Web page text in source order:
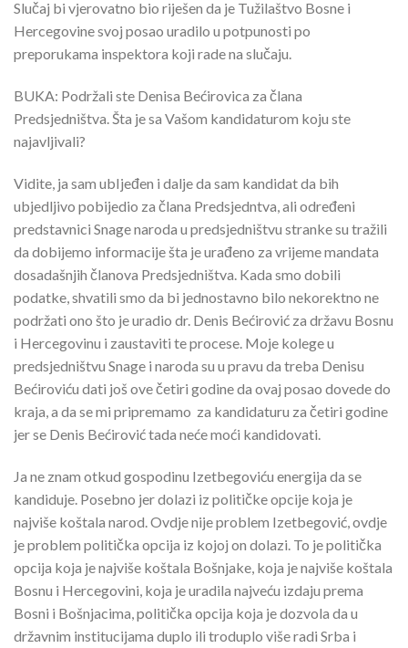
Slučaj bi vjerovatno bio riješen da je Tužilaštvo Bosne i
Hercegovine svoj posao uradilo u potpunosti po
preporukama inspektora koji rade na slučaju.
BUKA: Podržali ste Denisa Bećirovica za člana
Predsjedništva. Šta je sa Vašom kandidaturom koju ste
najavljivali?
Vidite, ja sam ubIjeđen i dalje da sam kandidat da bih
ubjedljivo pobijedio za člana Predsjedntva, ali određeni
predstavnici Snage naroda u predsjedništvu stranke su tražili
da dobijemo informacije šta je urađeno za vrijeme mandata
dosadašnjih članova Predsjedništva. Kada smo dobili
podatke, shvatili smo da bi jednostavno bilo nekorektno ne
podržati ono što je uradio dr. Denis Bećirović za državu Bosnu
i Hercegovinu i zaustaviti te procese. Moje kolege u
predsjedništvu Snage i naroda su u pravu da treba Denisu
Bećiroviću dati još ove četiri godine da ovaj posao dovede do
kraja, a da se mi pripremamo za kandidaturu za četiri godine
jer se Denis Bećirović tada neće moći kandidovati.
Ja ne znam otkud gospodinu Izetbegoviću energija da se
kandiduje. Posebno jer dolazi iz političke opcije koja je
najviše koštala narod. Ovdje nije problem Izetbegović, ovdje
je problem politička opcija iz kojoj on dolazi. To je politička
opcija koja je najviše koštala Bošnjake, koja je najviše koštala
Bosnu i Hercegovini, koja je uradila najveću izdaju prema
Bosni i Bošnjacima, politička opcija koja je dozvola da u
državnim institucijama duplo ili troduplo više radi Srba i